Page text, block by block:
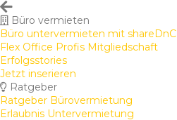
Büro vermieten
Büro untervermieten mit shareDnC
Flex Office Profis Mitgliedschaft
Erfolgsstories
Jetzt inserieren
Ratgeber
Ratgeber Bürovermietung
Erlaubnis Untervermietung